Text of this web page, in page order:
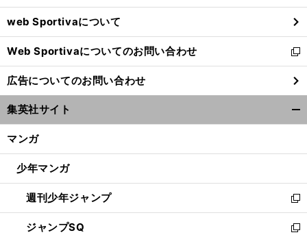
ウ
で
開
く
web Sportivaについて
Web Sportivaについてのお問い合わせ
新
し
い
ウ
ィ
ン
ウ
開
く
広告についてのお問い合わせ
集英社サイト
マンガ
少年マンガ
週刊少年ジャンプ
新
し
い
ジャンプSQ
新